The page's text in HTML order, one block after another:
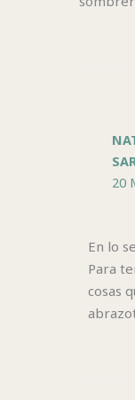
20
En lo
Para
cosas